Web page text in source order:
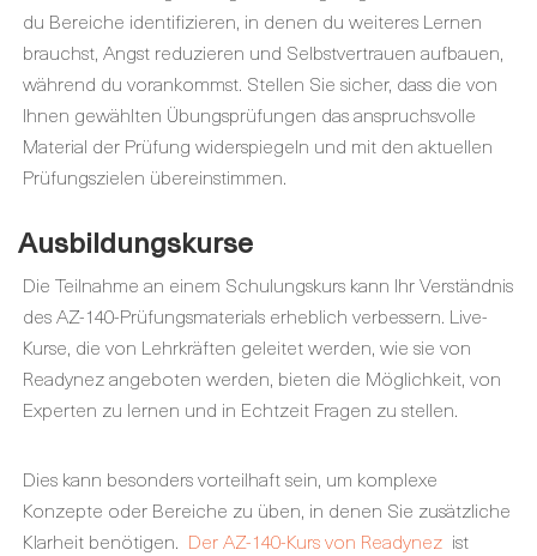
du Bereiche identifizieren, in denen du weiteres Lernen
brauchst, Angst reduzieren und Selbstvertrauen aufbauen,
während du vorankommst. Stellen Sie sicher, dass die von
Ihnen gewählten Übungsprüfungen das anspruchsvolle
Material der Prüfung widerspiegeln und mit den aktuellen
Prüfungszielen übereinstimmen.
Ausbildungskurse
Die Teilnahme an einem Schulungskurs kann Ihr Verständnis
des AZ-140-Prüfungsmaterials erheblich verbessern. Live-
Kurse, die von Lehrkräften geleitet werden, wie sie von
Readynez angeboten werden, bieten die Möglichkeit, von
Experten zu lernen und in Echtzeit Fragen zu stellen.
Dies kann besonders vorteilhaft sein, um komplexe
Konzepte oder Bereiche zu üben, in denen Sie zusätzliche
Klarheit benötigen. Der AZ-140-Kurs von Readynez ist